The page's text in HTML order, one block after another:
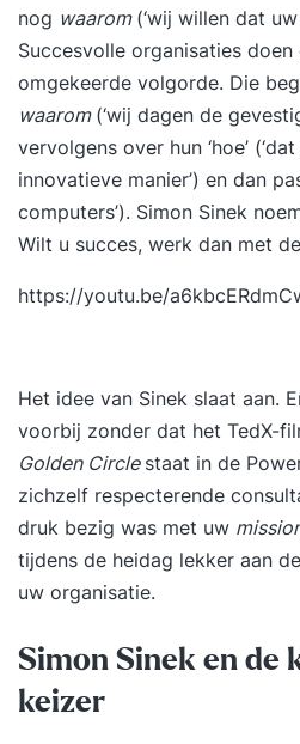
nog waarom (‘wij willen dat
Succesvolle organisaties
omgekeerde volgorde. Die
waarom (‘wij dagen de
vervolgens over hun ‘hoe’
innovatieve manier’) en dan
computers’). Simon Sinek
Wilt u succes, werk dan met de
https://youtu.be/
Het idee van Sinek slaat aan.
voorbij zonder dat het TedX-
Golden Circle staat in de
zichzelf respecterende
druk bezig was met uw
tijdens de heidag lekker aan
uw organisatie.
Simon Sinek en de
keizer